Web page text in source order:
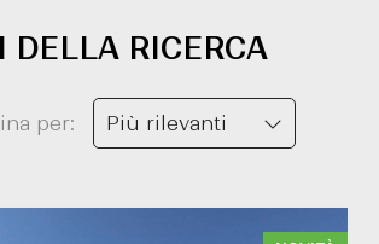
DELLA RICERCA
per: Più rilevanti